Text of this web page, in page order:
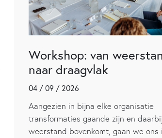
Workshop: van
naar draagvlak
04 / 09 / 2026
Aangezien in bijna elke organisatie
transformaties gaande zijn en
weerstand bovenkomt, gaan we ons